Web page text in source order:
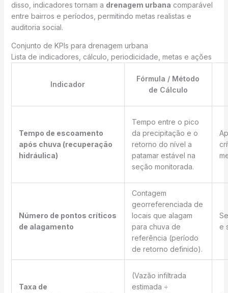
disso, indicadores tornam a drenagem urbana comparável
entre bairros e períodos, permitindo metas realistas e
auditoria social.
Conjunto de KPIs para drenagem urbana
Lista de indicadores, cálculo, periodicidade, metas e ações
Indicador
Fórmula / Método
de Cálculo
Tempo de escoamento
após chuva (recuperação
hidráulica)
Tempo entre o pico
da precipitação e o
retorno do nível a
patamar estável na
seção monitorada.
Número de pontos críticos
de alagamento
Contagem
georreferenciada de
locais que alagam
para chuva de
referência (período
de retorno definido).
e
Taxa de
(Vazão infiltrada
estimada ÷